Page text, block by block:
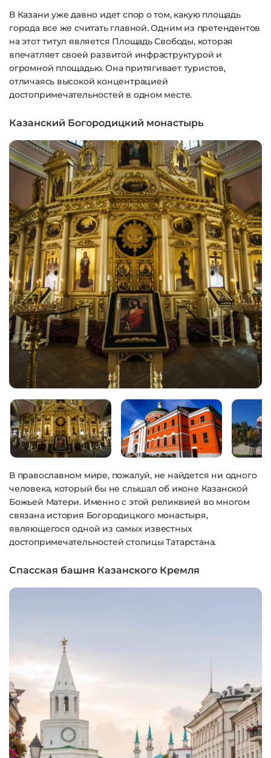
В Казани уже давно идет спор о том, какую площадь
города все же считать главной. Одним из претендентов
на этот титул является Площадь Свободы, которая
впечатляет своей развитой инфраструктурой и
огромной площадью. Она притягивает туристов,
отличаясь высокой концентрацией
достопримечательностей в одном месте.
Казанский Богородицкий монастырь
В православном мире, пожалуй, не найдется ни одного
человека, который бы не слышал об иконе Казанской
Божьей Матери. Именно с этой реликвией во многом
связана история Богородицкого монастыря,
являющегося одной из самых известных
достопримечательностей столицы Татарстана.
Спасская башня Казанского Кремля